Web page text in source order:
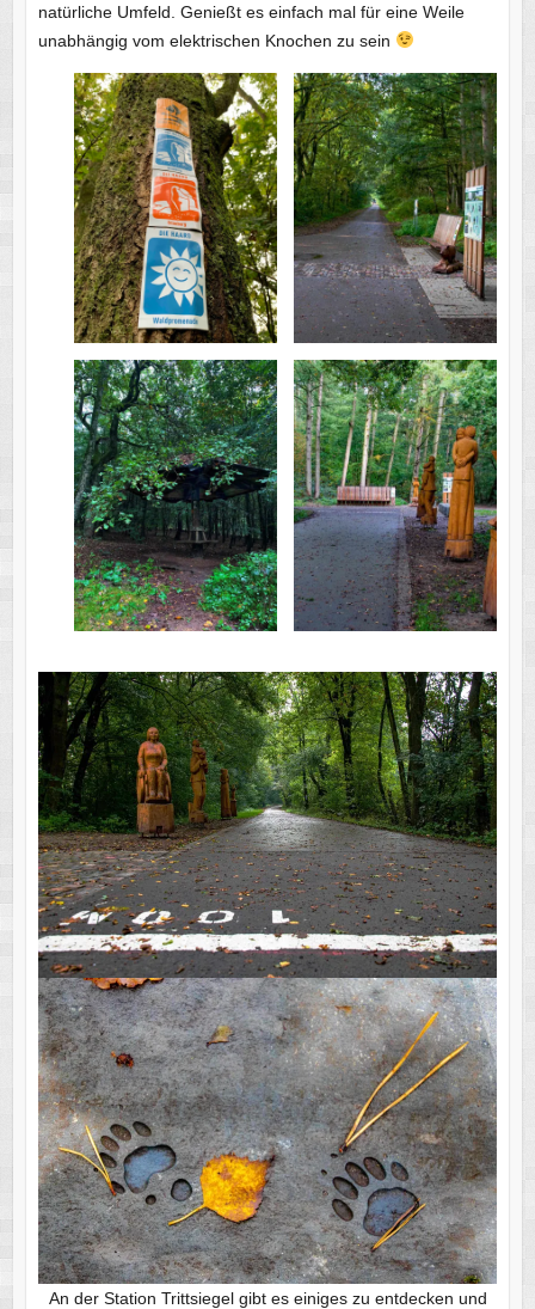
natürliche Umfeld. Genießt es einfach mal für eine Weile
unabhängig vom elektrischen Knochen zu sein
An der Station Trittsiegel gibt es einiges zu entdecken und